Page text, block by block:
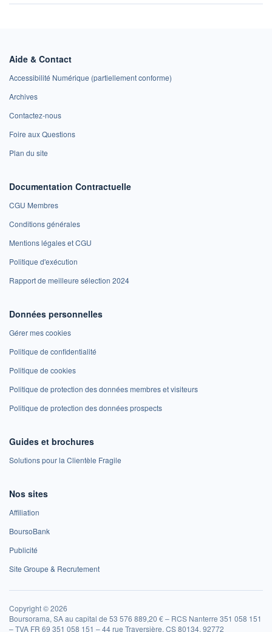
Aide & Contact
Accessibilité Numérique (partiellement conforme)
Archives
Contactez-nous
Foire aux Questions
Plan du site
Documentation Contractuelle
CGU Membres
Conditions générales
Mentions légales et CGU
Politique d'exécution
Rapport de meilleure sélection 2024
Données personnelles
Gérer mes cookies
Politique de confidentialité
Politique de cookies
Politique de protection des données membres et visiteurs
Politique de protection des données prospects
Guides et brochures
Solutions pour la Clientèle Fragile
Nos sites
Affiliation
BoursoBank
Publicité
Site Groupe & Recrutement
Copyright © 2026
Boursorama, SA au capital de 53 576 889,20 € – RCS Nanterre 351 058 151
– TVA FR 69 351 058 151 – 44 rue Traversière, CS 80134, 92772